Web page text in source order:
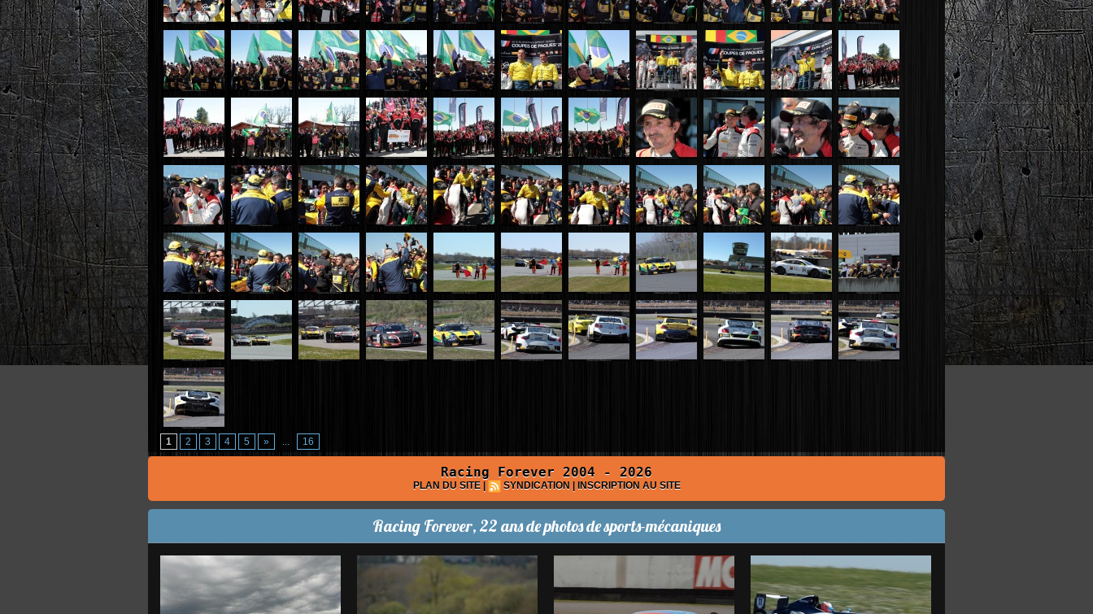
1 2 3 4 5 » ... 16
Racing Forever 2004 - 2026
PLAN DU SITE | SYNDICATION | INSCRIPTION AU SITE
Racing Forever, 22 ans de photos de sports-mécaniques